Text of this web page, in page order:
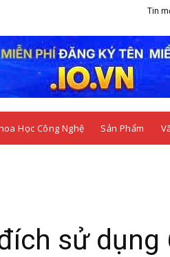
Tin
Học Công Nghệ Sản Phẩm
sử dụng